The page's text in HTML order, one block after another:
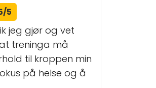
5
jeg gjør og vet
treninga må
til kroppen min
på helse og å